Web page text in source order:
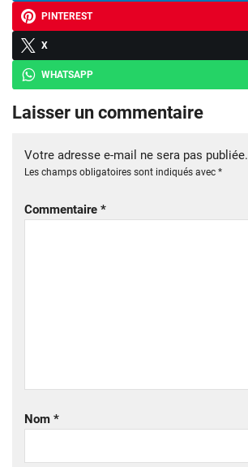
PINTEREST
X
WHATSAPP
Laisser un commentaire
Votre adresse e-mail ne sera pas publiée.
Les champs obligatoires sont indiqués avec *
Commentaire *
Nom *